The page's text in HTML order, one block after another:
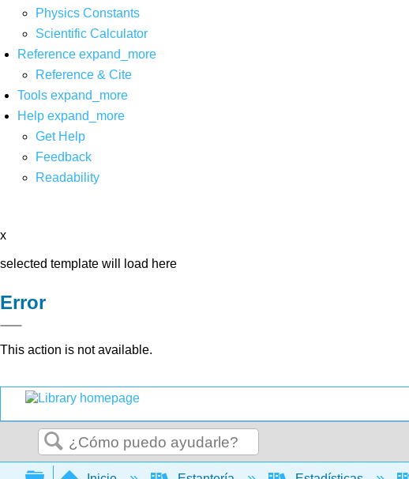
Physics Constants
Scientific Calculator
Reference expand_more
Reference & Cite
Tools expand_more
Help expand_more
Get Help
Feedback
Readability
x
selected template will load here
Error
This action is not available.
Buscar